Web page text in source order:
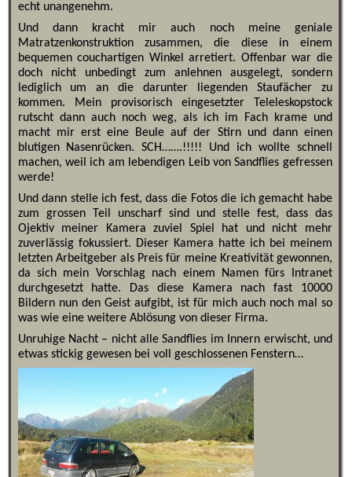
echt unangenehm.
Und dann kracht mir auch noch meine geniale
Matratzenkonstruktion zusammen, die diese in einem
bequemen couchartigen Winkel arretiert. Offenbar war die
doch nicht unbedingt zum anlehnen ausgelegt, sondern
lediglich um an die darunter liegenden Staufächer zu
kommen. Mein provisorisch eingesetzter Teleleskopstock
rutscht dann auch noch weg, als ich im Fach krame und
macht mir erst eine Beule auf der Stirn und dann einen
blutigen Nasenrücken. SCH…….!!!!! Und ich wollte schnell
machen, weil ich am lebendigen Leib von Sandflies gefressen
werde!
Und dann stelle ich fest, dass die Fotos die ich gemacht habe
zum grossen Teil unscharf sind und stelle fest, dass das
Ojektiv meiner Kamera zuviel Spiel hat und nicht mehr
zuverlässig fokussiert. Dieser Kamera hatte ich bei meinem
letzten Arbeitgeber als Preis für meine Kreativität gewonnen,
da sich mein Vorschlag nach einem Namen fürs Intranet
durchgesetzt hatte. Das diese Kamera nach fast 10000
Bildern nun den Geist aufgibt, ist für mich auch noch mal so
was wie eine weitere Ablösung von dieser Firma.
Unruhige Nacht – nicht alle Sandflies im Innern erwischt, und
etwas stickig gewesen bei voll geschlossenen Fenstern…